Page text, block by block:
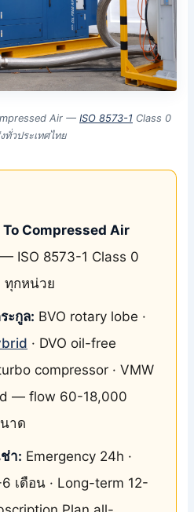
Air — ISO 8573-1 Class 0
ทั่วประเทศไทย
Compressed Air
— ISO 8573-1 Class 0
ทุกหน่วย
ะกูล: BVO rotary lobe ·
· DVO oil-free
compressor · VMW
— flow 60-18,000
าด
า: Emergency 24h ·
เดือน · Long-term 12-